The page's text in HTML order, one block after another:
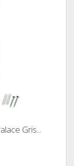
Gris...